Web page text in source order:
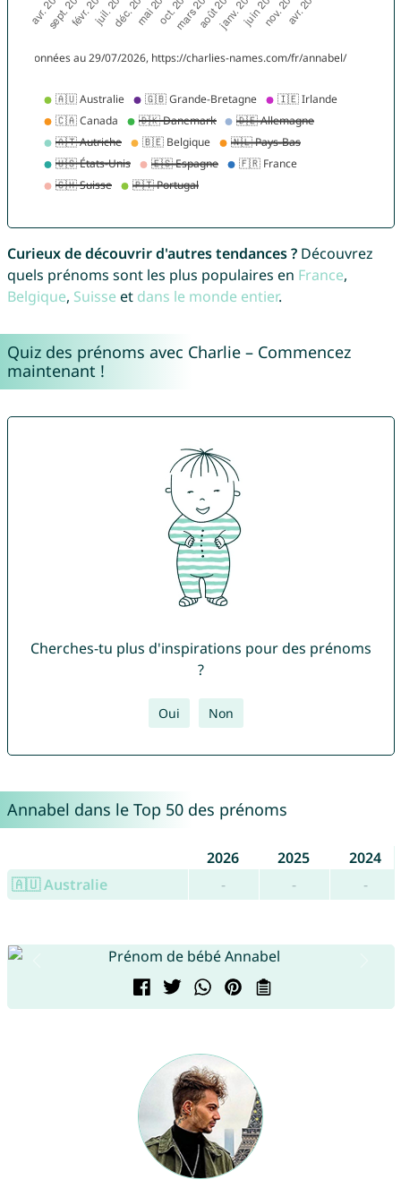
Curieux de découvrir d'autres tendances ?Découvrez
quels prénoms sont les plus populaires en France,
Belgique, Suisse et dans le monde entier.
Quiz des prénoms avec Charlie – Commencez
maintenant !
Cherches-tu plus d'inspirations pour des prénoms
?
Oui Non
Annabel dans le Top 50 des prénoms
2026 2025
2024
🇦🇺 Australie
- - -